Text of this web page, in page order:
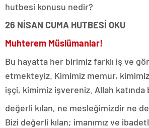
hutbesi konusu nedir?
26 NİSAN CUMA HUTBESİ OKU
Muhterem Müslümanlar!
Bu hayatta her birimiz farklı iş ve
etmekteyiz. Kimimiz memur,
işçi, kimimiz işvereniz. Allah katında
değerli kılan, ne mesleğimizdir ne
Bizi değerli kılan; imanımız ve